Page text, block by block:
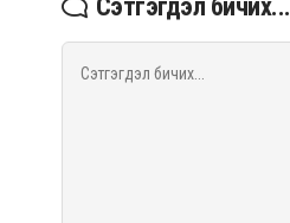
Сэтгэгдэл бичих...